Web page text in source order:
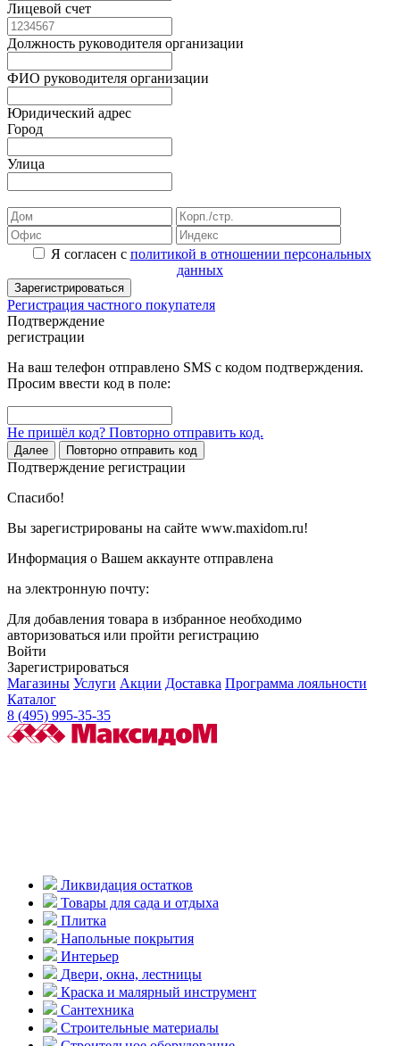
Лицевой счет
Должность руководителя организации
ФИО руководителя организации
Юридический адрес
Город
Улица
Я согласен с политикой в отношении персональных
данных
Зарегистрироваться
Регистрация частного покупателя
Подтверждение
регистрации
На ваш телефон отправлено SMS с кодом подтверждения.
Просим ввести код в поле:
Не пришёл код? Повторно отправить код.
Далее Повторно отправить код
Подтверждение регистрации
Спасибо!
Вы зарегистрированы на сайте www.maxidom.ru!
Информация о Вашем аккаунте отправлена
на электронную почту:
Для добавления товара в избранное необходимо
авторизоваться или пройти регистрацию
Войти
Зарегистрироваться
Магазины Услуги Акции Доставка Программа лояльности
Каталог
8 (495) 995-35-35
Ликвидация остатков
Товары для сада и отдыха
Плитка
Напольные покрытия
Интерьер
Двери, окна, лестницы
Краска и малярный инструмент
Сантехника
Строительные материалы